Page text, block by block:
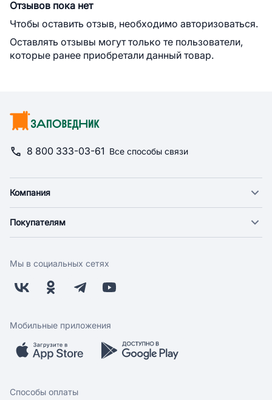
Отзывов пока нет
Чтобы оставить отзыв, необходимо авторизоваться.
Оставлять отзывы могут только те пользователи,
которые ранее приобретали данный товар.
8 800 333-03-61 Все способы связи
Компания
Новости
Поставщикам
Заводчикам
Обратная связь
Покупателям
Оплата
Бонусная программа
Скидки и акции
Мобильное приложение
Мы в социальных сетях
Мобильные приложения
Способы оплаты